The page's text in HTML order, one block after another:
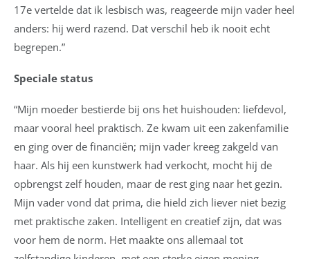
17e vertelde dat ik lesbisch was, reageerde mijn vader heel
anders: hij werd razend. Dat verschil heb ik nooit echt
begrepen.”
Speciale status
“Mijn moeder bestierde bij ons het huishouden: liefdevol,
maar vooral heel praktisch. Ze kwam uit een zakenfamilie
en ging over de financiën; mijn vader kreeg zakgeld van
haar. Als hij een kunstwerk had verkocht, mocht hij de
opbrengst zelf houden, maar de rest ging naar het gezin.
Mijn vader vond dat prima, die hield zich liever niet bezig
met praktische zaken. Intelligent en creatief zijn, dat was
voor hem de norm. Het maakte ons allemaal tot